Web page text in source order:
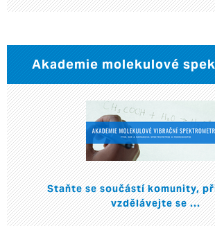
Akademie molekulové
Staňte se součástí komunity,
vzdělávejte se ...